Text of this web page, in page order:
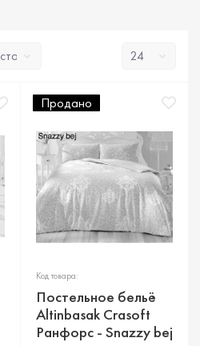
Продано
Код товара:
Постельное бельё
Altinbasak Crasoft
Ранфорс - Snazzy bej